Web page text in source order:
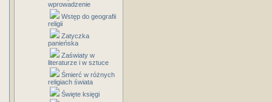
wprowadzenie
Wstęp do geografii
religii
Zatyczka
panieńska
Zaświaty w
literaturze i w sztuce
Śmierć w różnych
religiach świata
Święte księgi